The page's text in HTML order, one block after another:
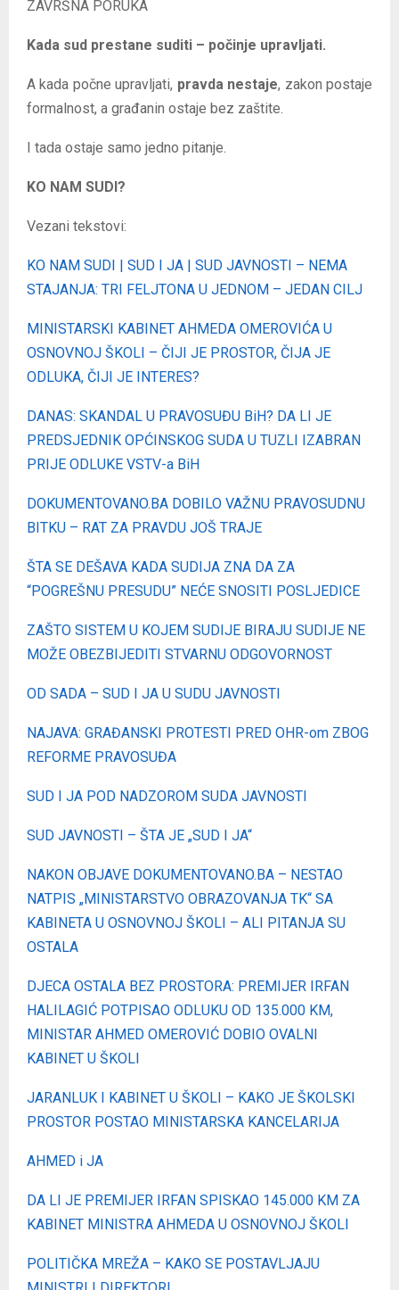
ZAVRŠNA PORUKA
Kada sud prestane suditi – počinje upravljati.
A kada počne upravljati, pravda nestaje, zakon postaje
formalnost, a građanin ostaje bez zaštite.
I tada ostaje samo jedno pitanje.
KO NAM SUDI?
Vezani tekstovi:
KO NAM SUDI | SUD I JA | SUD JAVNOSTI – NEMA
STAJANJA: TRI FELJTONA U JEDNOM – JEDAN CILJ
MINISTARSKI KABINET AHMEDA OMEROVIĆA U
OSNOVNOJ ŠKOLI – ČIJI JE PROSTOR, ČIJA JE
ODLUKA, ČIJI JE INTERES?
DANAS: SKANDAL U PRAVOSUĐU BiH? DA LI JE
PREDSJEDNIK OPĆINSKOG SUDA U TUZLI IZABRAN
PRIJE ODLUKE VSTV-a BiH
DOKUMENTOVANO.BA DOBILO VAŽNU PRAVOSUDNU
BITKU – RAT ZA PRAVDU JOŠ TRAJE
ŠTA SE DEŠAVA KADA SUDIJA ZNA DA ZA
“POGREŠNU PRESUDU” NEĆE SNOSITI POSLJEDICE
ZAŠTO SISTEM U KOJEM SUDIJE BIRAJU SUDIJE NE
MOŽE OBEZBIJEDITI STVARNU ODGOVORNOST
OD SADA – SUD I JA U SUDU JAVNOSTI
NAJAVA: GRAĐANSKI PROTESTI PRED OHR-om ZBOG
REFORME PRAVOSUĐA
SUD I JA POD NADZOROM SUDA JAVNOSTI
SUD JAVNOSTI – ŠTA JE „SUD I JA“
NAKON OBJAVE DOKUMENTOVANO.BA – NESTAO
NATPIS „MINISTARSTVO OBRAZOVANJA TK“ SA
KABINETA U OSNOVNOJ ŠKOLI – ALI PITANJA SU
OSTALA
DJECA OSTALA BEZ PROSTORA: PREMIJER IRFAN
HALILAGIĆ POTPISAO ODLUKU OD 135.000 KM,
MINISTAR AHMED OMEROVIĆ DOBIO OVALNI
KABINET U ŠKOLI
JARANLUK I KABINET U ŠKOLI – KAKO JE ŠKOLSKI
PROSTOR POSTAO MINISTARSKA KANCELARIJA
AHMED i JA
DA LI JE PREMIJER IRFAN SPISKAO 145.000 KM ZA
KABINET MINISTRA AHMEDA U OSNOVNOJ ŠKOLI
POLITIČKA MREŽA – KAKO SE POSTAVLJAJU